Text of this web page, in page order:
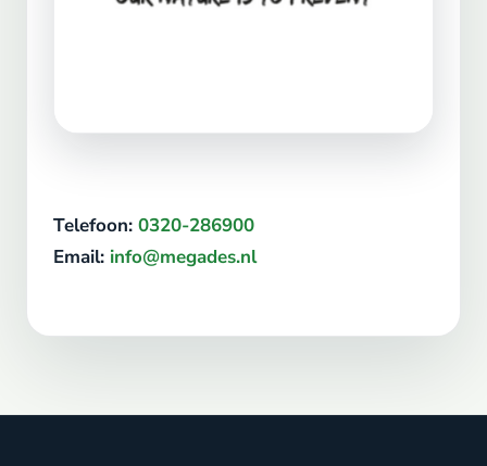
Telefoon: 0320-286900
Email: info@megades.nl